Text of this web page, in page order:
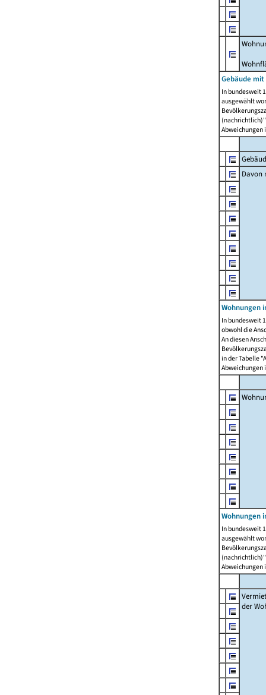
Gebäude
In bundesweit
ausgewählt
Abweichungen
Davon
Wohnungen
In bundesweit
obwohl die
An diesen
in der Tabelle
Abweichungen
Wohnungen
In bundesweit
ausgewählt
Abweichungen
der